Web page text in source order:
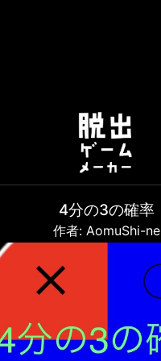
4分の3の確率
作者: AomuShi-ne